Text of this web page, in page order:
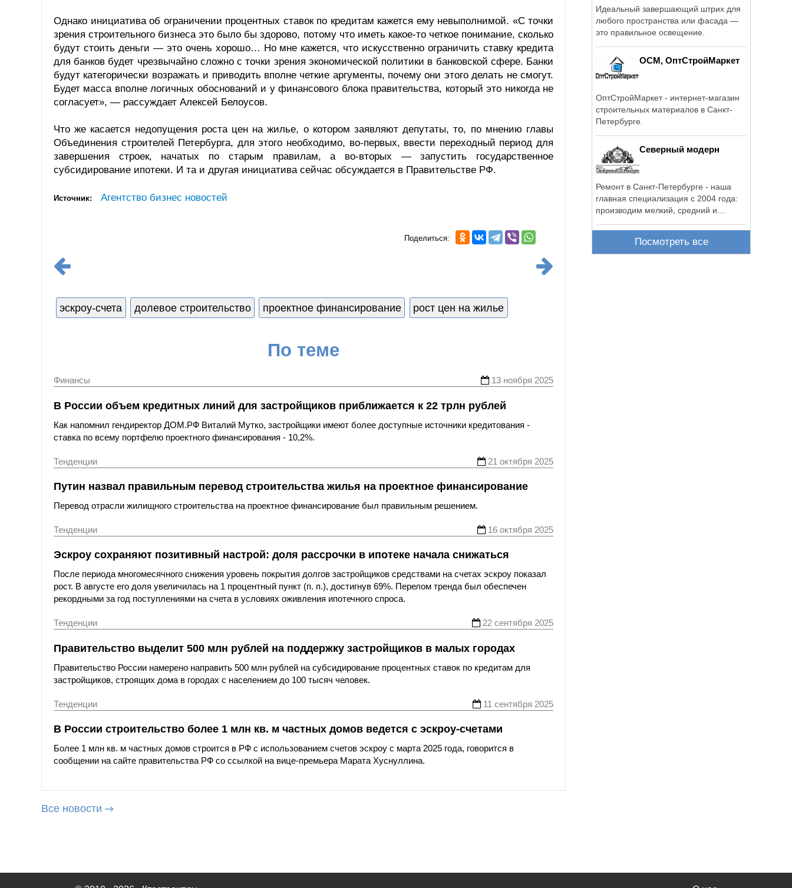
Однако инициатива об ограничении процентных ставок по кредитам кажется ему невыполнимой. «С точки
зрения строительного бизнеса это было бы здорово, потому что иметь какое-то четкое понимание, сколько
будут стоить деньги — это очень хорошо… Но мне кажется, что искусственно ограничить ставку кредита
для банков будет чрезвычайно сложно с точки зрения экономической политики в банковской сфере. Банки
будут категорически возражать и приводить вполне четкие аргументы, почему они этого делать не смогут.
Будет масса вполне логичных обоснований и у финансового блока правительства, который это никогда не
согласует», — рассуждает Алексей Белоусов.
Что же касается недопущения роста цен на жилье, о котором заявляют депутаты, то, по мнению главы
Объединения строителей Петербурга, для этого необходимо, во-первых, ввести переходный период для
завершения строек, начатых по старым правилам, а во-вторых — запустить государственное
субсидирование ипотеки. И та и другая инициатива сейчас обсуждается в Правительстве РФ.
Источник: Агентство бизнес новостей
Поделиться:
эскроу-счета долевое строительство проектное финансирование рост цен на жилье
По теме
Финансы 13 ноября 2025
В России объем кредитных линий для застройщиков приближается к 22 трлн рублей
Как напомнил гендиректор ДОМ.РФ Виталий Мутко, застройщики имеют более доступные источники кредитования -
ставка по всему портфелю проектного финансирования - 10,2%.
Тенденции 21 октября 2025
Путин назвал правильным перевод строительства жилья на проектное финансирование
Перевод отрасли жилищного строительства на проектное финансирование был правильным решением.
Тенденции 16 октября 2025
Эскроу сохраняют позитивный настрой: доля рассрочки в ипотеке начала снижаться
После периода многомесячного снижения уровень покрытия долгов застройщиков средствами на счетах эскроу показал
рост. В августе его доля увеличилась на 1 процентный пункт (п. п.), достигнув 69%. Перелом тренда был обеспечен
рекордными за год поступлениями на счета в условиях оживления ипотечного спроса.
Тенденции 22 сентября 2025
Правительство выделит 500 млн рублей на поддержку застройщиков в малых городах
Правительство России намерено направить 500 млн рублей на субсидирование процентных ставок по кредитам для
застройщиков, строящих дома в городах с населением до 100 тысяч человек.
Тенденции 11 сентября 2025
В России строительство более 1 млн кв. м частных домов ведется с эскроу-счетами
Более 1 млн кв. м частных домов строится в РФ с использованием счетов эскроу с марта 2025 года, говорится в
сообщении на сайте правительства РФ со ссылкой на вице-премьера Марата Хуснуллина.
Все новости
Идеальный завершающий штрих для
любого пространства или фасада —
это правильное освещение.
ОСМ, ОптСтройМаркет
ОптСтройМаркет - интернет-магазин
строительных материалов в Санкт-
Петербурге.
Северный модерн
Ремонт в Санкт-Петербурге - наша
главная специализация с 2004 года:
производим мелкий, средний и
Посмотреть все